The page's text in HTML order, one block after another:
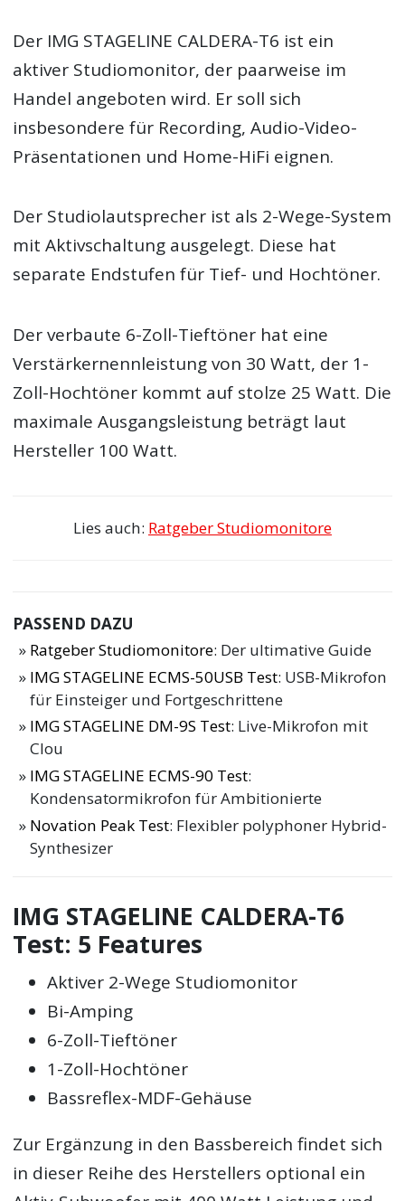
Der IMG STAGELINE CALDERA-T6 ist ein
aktiver Studiomonitor, der paarweise im
Handel angeboten wird. Er soll sich
insbesondere für Recording, Audio-Video-
Präsentationen und Home-HiFi eignen.
Der Studiolautsprecher ist als 2-Wege-System
mit Aktivschaltung ausgelegt. Diese hat
separate Endstufen für Tief- und Hochtöner.
Der verbaute 6-Zoll-Tieftöner hat eine
Verstärkernennleistung von 30 Watt, der 1-
Zoll-Hochtöner kommt auf stolze 25 Watt. Die
maximale Ausgangsleistung beträgt laut
Hersteller 100 Watt.
Lies auch: Ratgeber Studiomonitore
PASSEND DAZU
Ratgeber Studiomonitore: Der ultimative Guide
IMG STAGELINE ECMS-50USB Test: USB-Mikrofon
für Einsteiger und Fortgeschrittene
IMG STAGELINE DM-9S Test: Live-Mikrofon mit
Clou
IMG STAGELINE ECMS-90 Test:
Kondensatormikrofon für Ambitionierte
Novation Peak Test: Flexibler polyphoner Hybrid-
Synthesizer
IMG STAGELINE CALDERA-T6
Test: 5 Features
Aktiver 2-Wege Studiomonitor
Bi-Amping
6-Zoll-Tieftöner
1-Zoll-Hochtöner
Bassreflex-MDF-Gehäuse
Zur Ergänzung in den Bassbereich findet sich
in dieser Reihe des Herstellers optional ein